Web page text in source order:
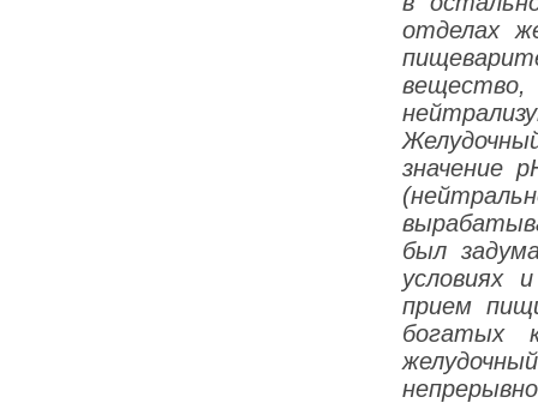
отделах
значение
был
условиях
прием
богатых